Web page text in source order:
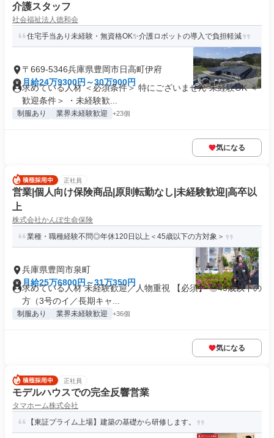
介護スタッフ
社会福祉法人徳和会
住宅手当あり未経験・無資格OK✨介護ロボットの導入で負担軽減
〒669-5346兵庫県豊岡市日高町伊府
月給24万9300円～30万900円
求めている人材 ＜必須条件＞ 特にございません 未経験OK ＜
歓迎条件＞ ・未経験歓...
制服あり 業界未経験歓迎 +23個
気になる
正社員
営業|個人向け保険商品|原則転勤なし|未経験歓迎|高卒以
上
株式会社かんぽ生命保険
業種・職種経験不問◎年休120日以上＜45歳以下の方対象＞
兵庫県豊岡市泉町
月給25万6800円～31万350円
求めている人材 未経験歓迎／人物重視 【必須】 ◎45歳以下の
方（3号のイ／長期キャ...
制服あり 業界未経験歓迎 +36個
気になる
正社員
モデルハウスでの完全反響営業
タマホーム株式会社
【東証プライム上場】建築の基礎から研修します。